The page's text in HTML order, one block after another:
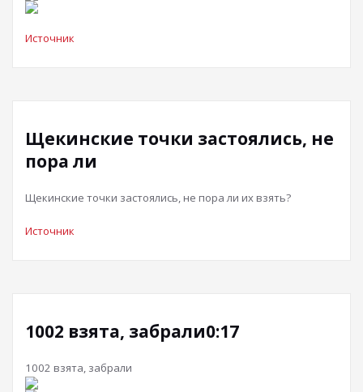
Источник
Щекинские точки застоялись, не
пора ли
Щекинские точки застоялись, не пора ли их взять?
Источник
1002 взята, забрали0:17
1002 взята, забрали